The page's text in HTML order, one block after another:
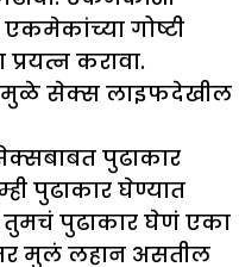
गोष्टी
प्रयत्न करावा.
सेक्स लाइफदेखील
पुढाकार
पुढाकार घेण्यात
तुमचं पुढाकार घेणं एका
मुलं लहान असतील